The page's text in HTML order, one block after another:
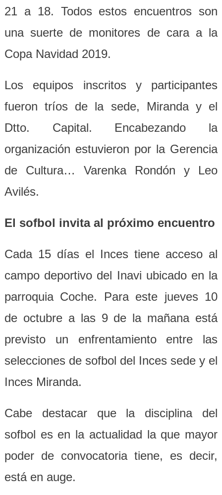
21 a 18. Todos estos encuentros son
una suerte de monitores de cara a la
Copa Navidad 2019.
Los equipos inscritos y participantes
fueron tríos de la sede, Miranda y el
Dtto. Capital. Encabezando la
organización estuvieron por la Gerencia
de Cultura… Varenka Rondón y Leo
Avilés.
El sofbol invita al próximo encuentro
Cada 15 días el Inces tiene acceso al
campo deportivo del Inavi ubicado en la
parroquia Coche. Para este jueves 10
de octubre a las 9 de la mañana está
previsto un enfrentamiento entre las
selecciones de sofbol del Inces sede y el
Inces Miranda.
Cabe destacar que la disciplina del
sofbol es en la actualidad la que mayor
poder de convocatoria tiene, es decir,
está en auge.